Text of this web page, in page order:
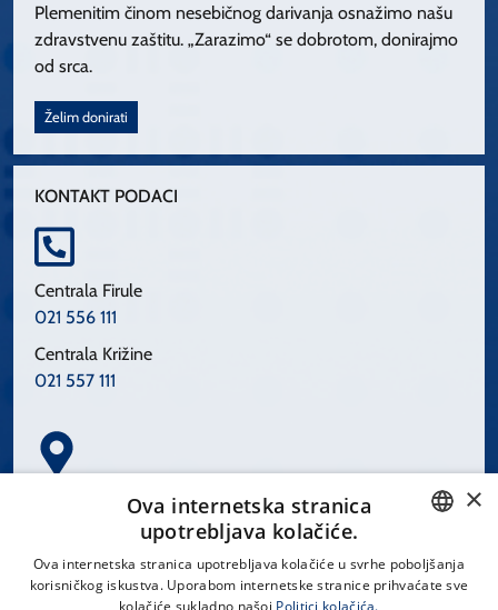
Plemenitim činom nesebičnog darivanja osnažimo našu
zdravstvenu zaštitu. „Zarazimo“ se dobrotom, donirajmo
od srca.
Želim donirati
KONTAKT PODACI
Centrala Firule
021 556 111
Centrala Križine
021 557 111
Spinčićeva 1, 21000 Split
CROATIAN
×
Ova internetska stranica
upotrebljava kolačiće.
Ova internetska stranica upotrebljava kolačiće u svrhe poboljšanja
korisničkog iskustva. Uporabom internetske stranice prihvaćate sve
kolačiće sukladno našoj Politici kolačića.